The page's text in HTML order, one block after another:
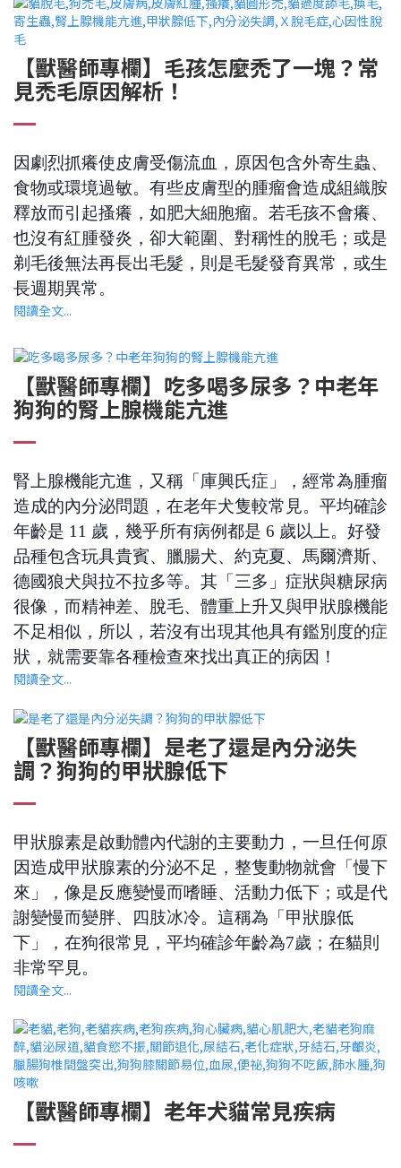
【獸醫師專欄】毛孩怎麼禿了一塊？常
見禿毛原因解析！
因劇烈抓癢使皮膚受傷流血，原因包含外寄生蟲、
食物或環境過敏。有些皮膚型的腫瘤會造成組織胺
釋放而引起搔癢，如肥大細胞瘤。若毛孩不會癢、
也沒有紅腫發炎，卻大範圍、對稱性的脫毛；或是
剃毛後無法再長出毛髮，則是毛髮發育異常，或生
長週期異常。
閱讀全文...
【獸醫師專欄】吃多喝多尿多？中老年
狗狗的腎上腺機能亢進
腎上腺機能亢進，又稱「庫興氏症」，經常為腫瘤
造成的內分泌問題，在老年犬隻較常見。平均確診
年齡是 11 歲，幾乎所有病例都是 6 歲以上。好發
品種包含玩具貴賓、臘腸犬、約克夏、馬爾濟斯、
德國狼犬與拉不拉多等。其「三多」症狀與糖尿病
很像，而精神差、脫毛、體重上升又與甲狀腺機能
不足相似，所以，若沒有出現其他具有鑑別度的症
狀，就需要靠各種檢查來找出真正的病因！
閱讀全文...
【獸醫師專欄】是老了還是內分泌失
調？狗狗的甲狀腺低下
甲狀腺素是啟動體內代謝的主要動力，一旦任何原
因造成甲狀腺素的分泌不足，整隻動物就會「慢下
來」，像是反應變慢而嗜睡、活動力低下；或是代
謝變慢而變胖、四肢冰冷。這稱為「甲狀腺低
下」，在狗很常見，平均確診年齡為7歲；在貓則
非常罕見。
閱讀全文...
【獸醫師專欄】老年犬貓常見疾病